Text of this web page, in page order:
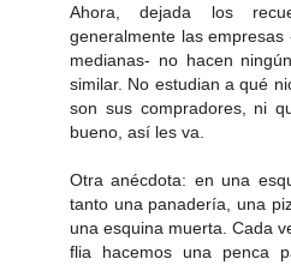
Ahora, dejada los
generalmente las
medianas- no hacen
similar. No estudian a qué
son sus compradores, ni
bueno, así les va.
Otra anécdota: en una
tanto una panadería, una
una esquina muerta. Cada
flia hacemos una penca